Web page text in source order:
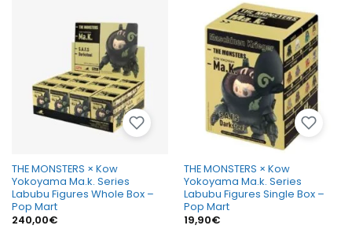
THE MONSTERS × Kow
Yokoyama Ma.k. Series
Labubu Figures Whole Box –
Pop Mart
240,00€
THE MONSTERS × Kow
Yokoyama Ma.k. Series
Labubu Figures Single Box –
Pop Mart
19,90€